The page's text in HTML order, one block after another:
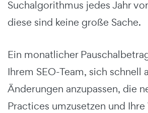
Suchalgorithmus jedes Jahr
diese sind keine große Sache.
Ein monatlicher
Ihrem SEO-Team, sich schnell
Änderungen anzupassen, die
Practices umzusetzen und